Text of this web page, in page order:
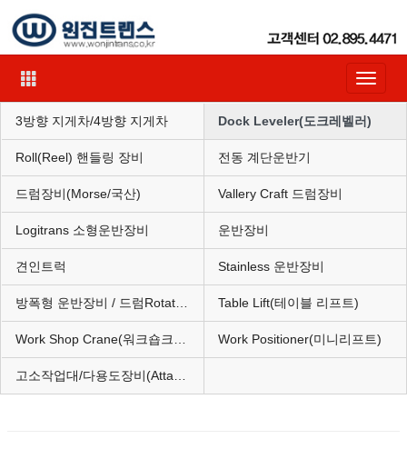
Toggle
3방향 지게차/4방향 지게차
Dock Leveler(도크레벨러)
Roll(Reel) 핸들링 장비 전동 계단운반기
드럼장비(Morse/국산) Vallery Craft 드럼장비
Logitrans 소형운반장비 운반장비
견인트럭 Stainless 운반장비
Table Lift(테이블 리프트)
Work Positioner(미니리프트)